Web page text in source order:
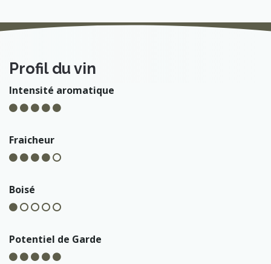
Profil du vin
Intensité aromatique
Fraicheur
Boisé
Potentiel de Garde